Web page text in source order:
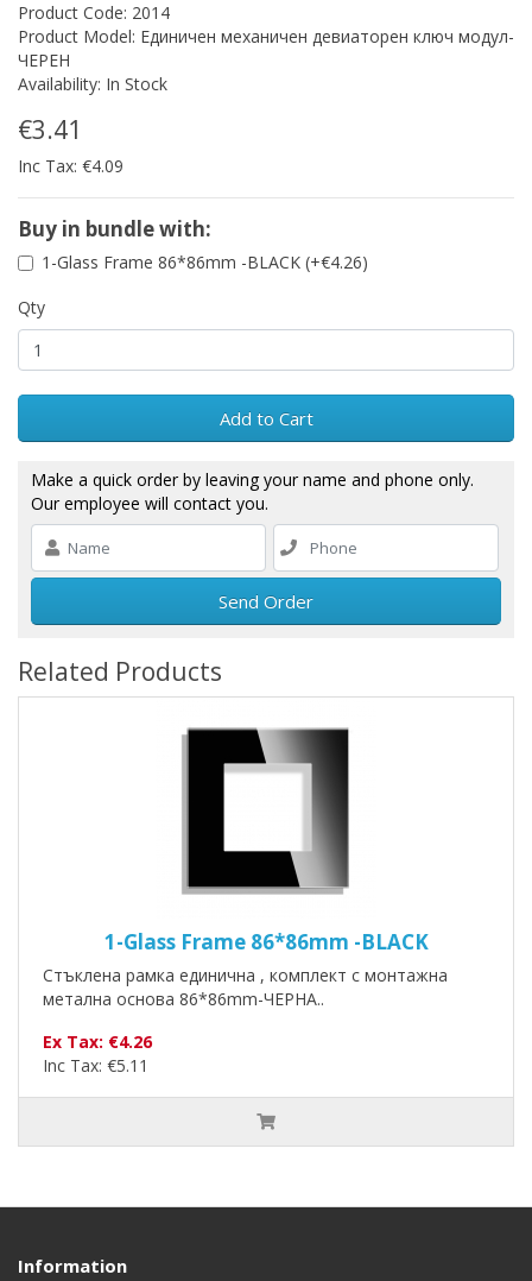
Product Code: 2014
Product Model: Единичен механичен девиаторен ключ модул-
ЧЕРЕН
Availability: In Stock
€3.41
Inc Tax: €4.09
Buy in bundle with:
1-Glass Frame 86*86mm -BLACK (+€4.26)
Qty
Add to Cart
Make a quick order by leaving your name and phone only.
Our employee will contact you.
Send Order
Related Products
1-Glass Frame 86*86mm -BLACK
Стъклена рамка единична , комплект с монтажна
метална основа 86*86mm-ЧЕРНА..
Ex Tax: €4.26
Inc Tax: €5.11
Information